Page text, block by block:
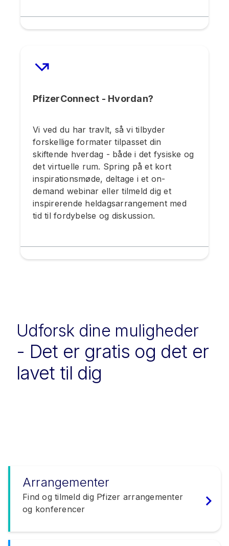
PfizerConnect - Hvordan?
Vi ved du har travlt, så vi tilbyder
forskellige formater tilpasset din
skiftende hverdag - både i det fysiske og
det virtuelle rum. Spring på et kort
inspirationsmøde, deltage i et on-
demand webinar eller tilmeld dig et
inspirerende heldagsarrangement med
tid til fordybelse og diskussion.
Udforsk dine muligheder
- Det er gratis og det er
lavet til dig
Arrangementer
Find og tilmeld dig Pfizer arrangementer
og konferencer